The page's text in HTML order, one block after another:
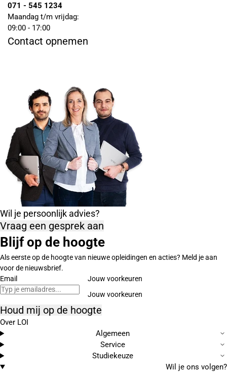
071 - 545 1234
Maandag t/m vrijdag:
09:00 - 17:00
Contact opnemen
Wil je persoonlijk advies?
Vraag een gesprek aan
Blijf op de hoogte
Als eerste op de hoogte van nieuwe opleidingen en acties? Meld je aan
voor de nieuwsbrief.
Email
Jouw voorkeuren
Houd mij op de hoogte
Over LOI
Algemeen
Service
Studiekeuze
Wil je ons volgen?